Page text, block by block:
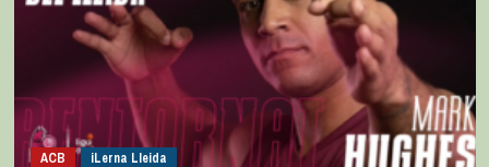
ACB iLerna Lleida